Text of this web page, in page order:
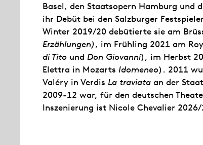
Basel, den Staatsopern Hamburg und
ihr Debüt bei den Salzburger
Winter 2019/20 debütierte sie am
Erzählungen), im Frühling 2021 am
di Tito und Don Giovanni), im Herbst
Elettra in Mozarts Idomeneo). 2011
Valéry in Verdis La traviata an der
2009-12 war, für den deutschen
Inszenierung ist Nicole Chevalier